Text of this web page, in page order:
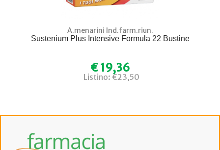
A.menarini Ind.farm.riun.
Sustenium Plus Intensive Formula 22 Bustine
€ 19,36
Listino: €23,50